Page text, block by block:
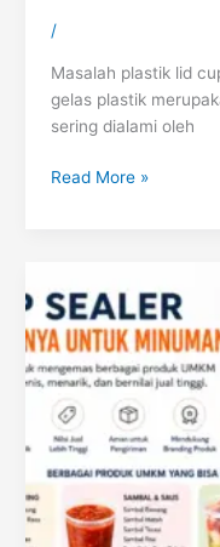
/
Masalah plastik lid
gelas plastik
sering dialami oleh
Read More »